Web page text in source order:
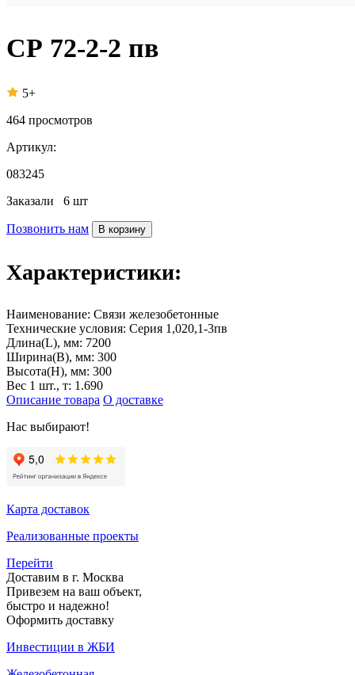
СР 72-2-2 пв
5+
464 просмотров
Артикул:
083245
Заказали 6 шт
Позвонить нам В корзину
Характеристики:
Наименование: Связи железобетонные
Технические условия: Серия 1,020,1-3пв
Длина(L), мм: 7200
Ширина(B), мм: 300
Высота(H), мм: 300
Вес 1 шт., т: 1.690
Описание товара О доставке
Нас выбирают!
Карта доставок
Реализованные проекты
Перейти
Доставим в г. Москва
Привезем на ваш объект,
быстро и надежно!
Оформить доставку
Инвестиции в ЖБИ